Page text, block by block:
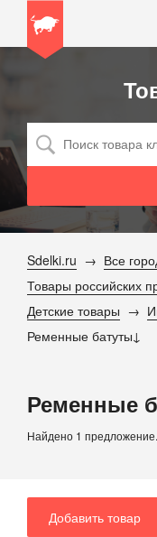
Sdelki.ru
Все
Товары российских
Детские товары
Ременные батуты
Ременные
Найдено 1 предложение.
Добавить товар